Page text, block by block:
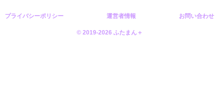
プライバシーポリシー 運営者情報 お問い合わせ
© 2019-2026 ふたまん＋